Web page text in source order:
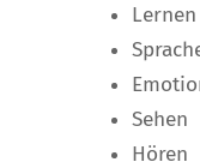
Lernen
Sehen
Hören